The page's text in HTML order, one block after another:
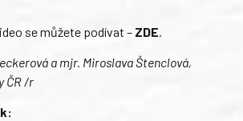
se můžete podívat – ZDE
a mjr. Miroslava Štenclová,
ČR /r